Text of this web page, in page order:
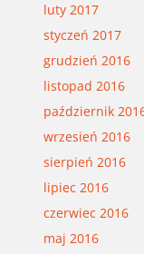
luty 2017
styczeń 2017
grudzień 2016
listopad 2016
październik
wrzesień 2016
sierpień 2016
lipiec 2016
czerwiec 2016
maj 2016